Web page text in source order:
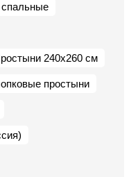
240х260 см
простыни